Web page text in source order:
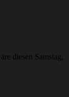
diesen Samstag,